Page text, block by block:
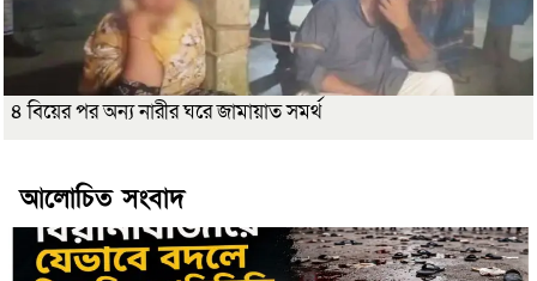
৪ বিয়ের পর অন্য নারীর ঘরে জামায়াত সমর্থ
আলোচিত সংবাদ